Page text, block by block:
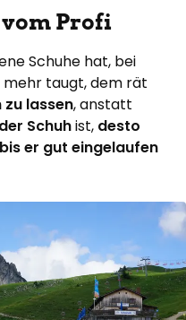
Profi
Schuhe hat, bei
mehr taugt, dem rät
zu lassen, anstatt
Schuhist, desto
bis er gut eingelaufen